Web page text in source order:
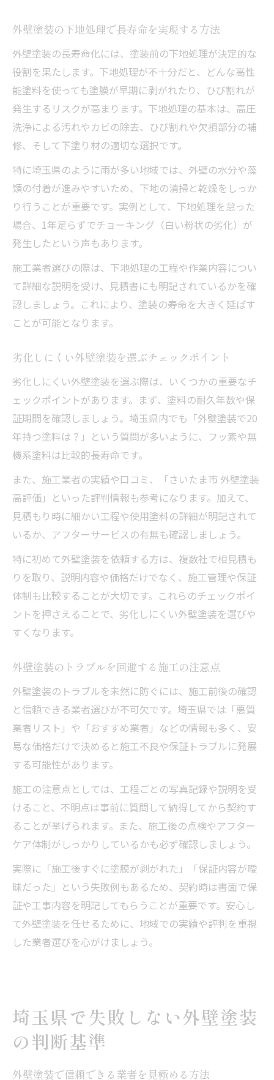
外壁塗装の下地処理で長寿命を実現する方法
外壁塗装の長寿命化には、塗装前の下地処理が決定的な
役割を果たします。下地処理が不十分だと、どんな高性
能塗料を使っても塗膜が早期に剥がれたり、ひび割れが
発生するリスクが高まります。下地処理の基本は、高圧
洗浄による汚れやカビの除去、ひび割れや欠損部分の補
修、そして下塗り材の適切な選択です。
特に埼玉県のように雨が多い地域では、外壁の水分や藻
類の付着が進みやすいため、下地の清掃と乾燥をしっか
り行うことが重要です。実例として、下地処理を怠った
場合、1年足らずでチョーキング（白い粉状の劣化）が
発生したという声もあります。
施工業者選びの際は、下地処理の工程や作業内容につい
て詳細な説明を受け、見積書にも明記されているかを確
認しましょう。これにより、塗装の寿命を大きく延ばす
ことが可能となります。
劣化しにくい外壁塗装を選ぶチェックポイント
劣化しにくい外壁塗装を選ぶ際は、いくつかの重要なチ
ェックポイントがあります。まず、塗料の耐久年数や保
証期間を確認しましょう。埼玉県内でも「外壁塗装で20
年持つ塗料は？」という質問が多いように、フッ素や無
機系塗料は比較的長寿命です。
また、施工業者の実績や口コミ、「さいたま市 外壁塗装
高評価」といった評判情報も参考になります。加えて、
見積もり時に細かい工程や使用塗料の詳細が明記されて
いるか、アフターサービスの有無も確認しましょう。
特に初めて外壁塗装を依頼する方は、複数社で相見積も
りを取り、説明内容や価格だけでなく、施工管理や保証
体制も比較することが大切です。これらのチェックポイ
ントを押さえることで、劣化しにくい外壁塗装を選びや
すくなります。
外壁塗装のトラブルを回避する施工の注意点
外壁塗装のトラブルを未然に防ぐには、施工前後の確認
と信頼できる業者選びが不可欠です。埼玉県では「悪質
業者リスト」や「おすすめ業者」などの情報も多く、安
易な価格だけで決めると施工不良や保証トラブルに発展
する可能性があります。
施工の注意点としては、工程ごとの写真記録や説明を受
けること、不明点は事前に質問して納得してから契約す
ることが挙げられます。また、施工後の点検やアフター
ケア体制がしっかりしているかも必ず確認しましょう。
実際に「施工後すぐに塗膜が剥がれた」「保証内容が曖
昧だった」という失敗例もあるため、契約時は書面で保
証や工事内容を明記してもらうことが重要です。安心し
て外壁塗装を任せるために、地域での実績や評判を重視
した業者選びを心がけましょう。
埼玉県で失敗しない外壁塗装
の判断基準
外壁塗装で信頼できる業者を見極める方法